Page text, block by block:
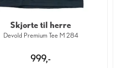
Skjorte til herre
Devold Premium Tee M 284
999,-